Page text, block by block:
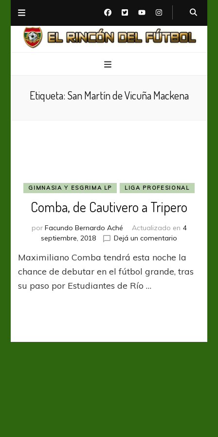
Etiqueta: San Martín de Vicuña Mackena
GIMNASIA Y ESGRIMA LP LIGA PROFESIONAL
Comba, de Cautivero a Tripero
por Facundo Bernardo Aché Actualizado en 4
septiembre, 2018
Dejá un comentario
de
Cautivero
Maximiliano Comba tendrá esta noche la
chance de debutar en el fútbol grande, tras
su paso por Estudiantes de Río …